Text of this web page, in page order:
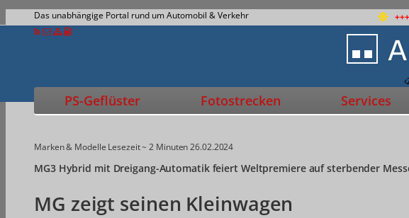
Das unabhängige Portal rund um Automobil & Verkehr +++
PS-Geflüster Fotostrecken Services
Marken & Modelle Lesezeit ~ 2 Minuten26.02.2024
MG3 Hybrid mit Dreigang-Automatik feiert Weltpremiere auf sterbender
MG zeigt seinen Kleinwagen